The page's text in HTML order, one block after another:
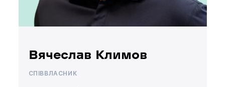
Вячеслав Климов
СПІВВЛАСНИК